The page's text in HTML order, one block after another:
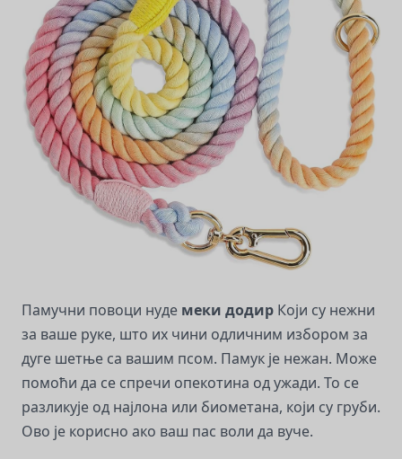
Памучни повоци нуде меки додир Који су нежни
за ваше руке, што их чини одличним избором за
дуге шетње са вашим псом. Памук је нежан. Може
помоћи да се спречи опекотина од ужади. То се
разликује од најлона или биометана, који су груби.
Ово је корисно ако ваш пас воли да вуче.